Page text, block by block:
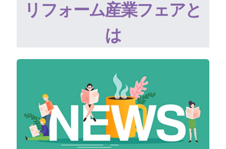
リフォーム産業フェアと
は